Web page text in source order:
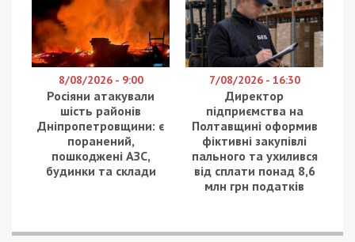
8/08/2026 - 9:00
Росіяни атакували
шість районів
Дніпропетровщини: є
поранений,
пошкоджені АЗС,
будинки та склади
7/08/2026 - 16:30
Директор
підприємства на
Полтавщині оформив
фіктивні закупівлі
пального та ухилився
від сплати понад 8,6
млн грн податків